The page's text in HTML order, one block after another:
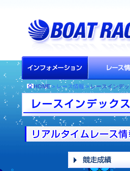
HOME> レース情報 >レースインデッ